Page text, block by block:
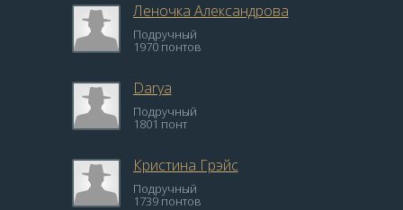
Леночка Александрова
Подручный
1970 понтов
Darya
Подручный
1801 понт
Кристина Грэйс
Подручный
1739 понтов